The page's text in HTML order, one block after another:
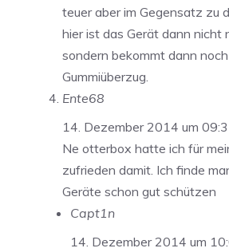
teuer aber im Gegensatz zu
hier ist das Gerät dann nicht
sondern bekommt dann
Gummiüberzug.
Ente68
14. Dezember 2014 um
Ne otterbox hatte ich für
zufrieden damit. Ich finde
Geräte schon gut schützen
Capt1n
14. Dezember 2014 um